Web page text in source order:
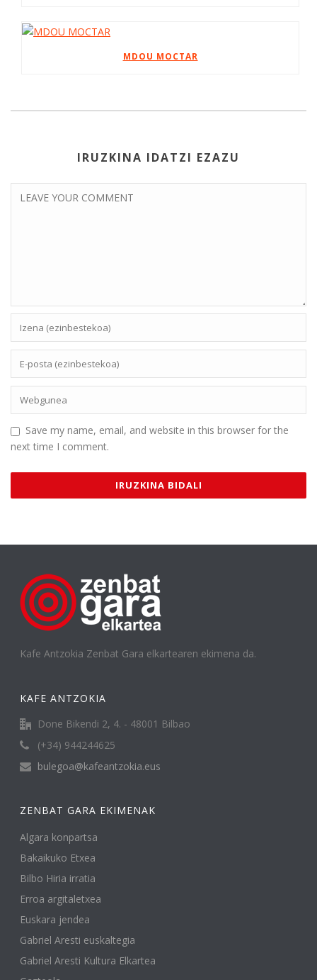
MDOU MOCTAR
IRUZKINA IDATZI EZAZU
Save my name, email, and website in this browser for the
next time I comment.
Kafe Antzokia Zenbat Gara elkartearen ekimena da.
KAFE ANTZOKIA
Done Bikendi 2, 4. - 48001 Bilbao
(+34) 944244625
bulegoa@kafeantzokia.eus
ZENBAT GARA EKIMENAK
Algara konpartsa
Bakaikuko Etxea
Bilbo Hiria irratia
Erroa argitaletxea
Euskara jendea
Gabriel Aresti euskaltegia
Gabriel Aresti Kultura Elkartea